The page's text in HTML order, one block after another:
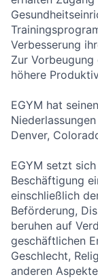
Verbesserung
Zur
höhere
EGYM hat
Denver,
EGYM setzt
Beschäftigung
einschließlich
Beförderung,
beruhen auf
geschäftlichen
Geschlecht,
anderen